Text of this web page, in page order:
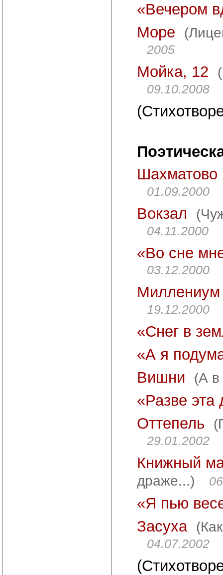
«Вечером
Море
2005
Мойка, 12
09.10.2008
Шахматово
01.09.2000
Вокзал
04.11.2000
«Во сне
03.12.2000
Миллениум
19.12.2000
«Снег в
«А я
Вишни
(А в
«Разве
Оттепель
29.01.2002
Книжный
драже...)
«Я пью
Засуха
04.07.2002